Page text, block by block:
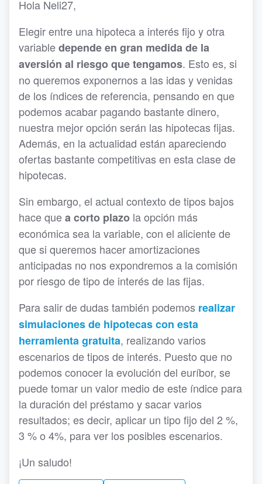
Hola Neli27,
Elegir entre una hipoteca a interés fijo y otra
variabledepende en gran medida de la
aversión al riesgo que tengamos. Esto es, si
no queremos exponernos a las idas y venidas
de los índices de referencia, pensando en que
podemos acabar pagando bastante dinero,
nuestra mejor opción serán las hipotecas fijas.
Además, en la actualidad están apareciendo
ofertas bastante competitivas en esta clase de
hipotecas.
Sin embargo, el actual contexto de tipos bajos
hace quea corto plazo la opción más
económica sea la variable, con el aliciente de
que si queremos hacer amortizaciones
anticipadas no nos expondremos a la comisión
por riesgo de tipo de interés de las fijas.
Para salir de dudas también podemos realizar
simulaciones de hipotecas con esta
herramienta gratuita, realizando varios
escenarios de tipos de interés. Puesto que no
podemos conocer la evolución del euríbor, se
puede tomar un valor medio de este índice para
la duración del préstamo y sacar varios
resultados; es decir, aplicar un tipo fijo del 2 %,
3 % o 4%, para ver los posibles escenarios.
¡Un saludo!